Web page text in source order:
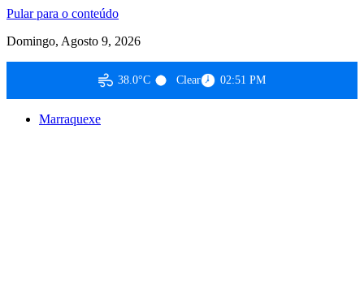
Pular para o conteúdo
Domingo, Agosto 9, 2026
38.0°C Clear 02:51 PM
Marraquexe